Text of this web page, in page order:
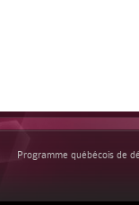
Programme québécois de